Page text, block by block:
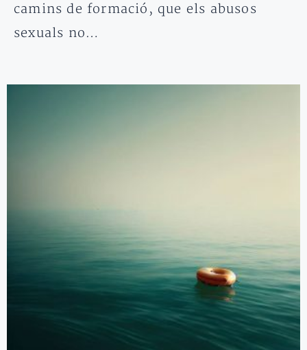
camins de formació, que els abusos
sexuals no…